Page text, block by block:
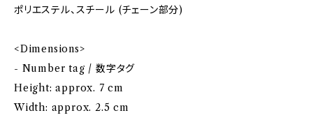
ポリエステル、スチール (チェーン部分)
<Dimensions>
- Number tag / 数字タグ
Height: approx. 7 cm
Width: approx. 2.5 cm